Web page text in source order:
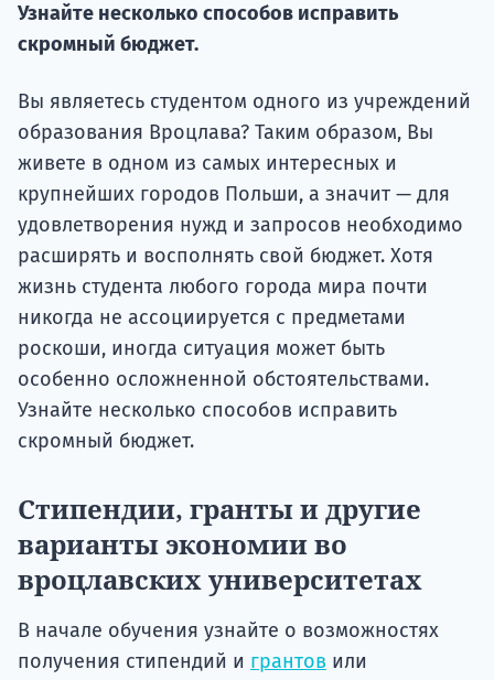
Узнайте несколько способов исправить
скромный бюджет.
Вы являетесь студентом одного из учреждений
образования Вроцлава? Таким образом, Вы
живете в одном из самых интересных и
крупнейших городов Польши, а значит — для
удовлетворения нужд и запросов необходимо
расширять и восполнять свой бюджет. Хотя
жизнь студента любого города мира почти
никогда не ассоциируется с предметами
роскоши, иногда ситуация может быть
особенно осложненной обстоятельствами.
Узнайте несколько способов исправить
скромный бюджет.
Стипендии, гранты и другие
варианты экономии во
вроцлавских университетах
В начале обучения узнайте о возможностях
получения стипендий и грантов или